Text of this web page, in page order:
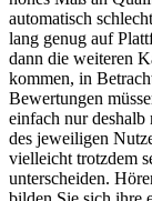
automatisch
lang genug auf
dann die weiteren
kommen, in
Bewertungen
einfach nur deshalb
des jeweiligen
vielleicht trotzdem
unterscheiden.